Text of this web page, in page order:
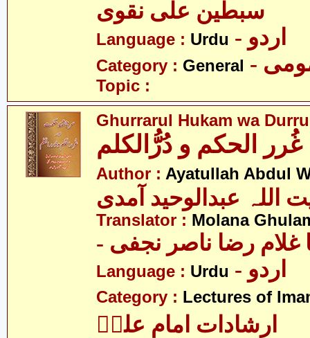
سبطین علی نقوی
Language : Urdu - اردو
Category : General
Topic :
Ghurrarul Hukam wa
غُرر الحکم و دُرُّالکلم
Author : Ayatullah Abdul
اللہ عبدالوحید آمدی
Translator : Molana
غلام رضا ناصر نجفی
Language : Urdu - اردو
Category : Lectures of
ارشادات امام علیؑ